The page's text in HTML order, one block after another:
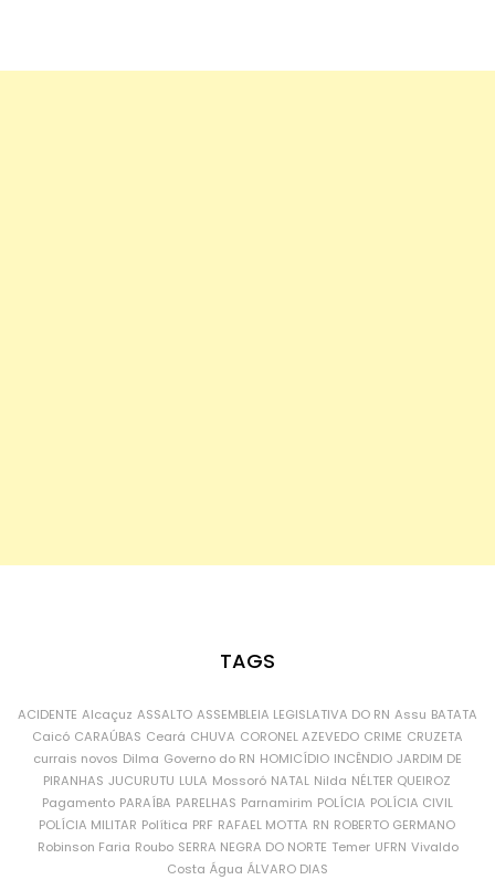
TAGS
ACIDENTE Alcaçuz ASSALTO ASSEMBLEIA LEGISLATIVA DO RN Assu BATATA
Caicó CARAÚBAS Ceará CHUVA CORONEL AZEVEDO CRIME CRUZETA
currais novos Dilma Governo do RN HOMICÍDIO INCÊNDIO JARDIM DE
PIRANHAS JUCURUTU LULA Mossoró NATAL Nilda NÉLTER QUEIROZ
Pagamento PARAÍBA PARELHAS Parnamirim POLÍCIA POLÍCIA CIVIL
POLÍCIA MILITAR Política PRF RAFAEL MOTTA RN ROBERTO GERMANO
Robinson Faria Roubo SERRA NEGRA DO NORTE Temer UFRN Vivaldo
Costa Água ÁLVARO DIAS